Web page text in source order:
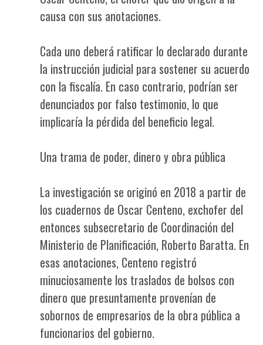
causa con sus anotaciones.
Cada uno deberá ratificar lo declarado durante
la instrucción judicial para sostener su acuerdo
con la fiscalía. En caso contrario, podrían ser
denunciados por falso testimonio, lo que
implicaría la pérdida del beneficio legal.
Una trama de poder, dinero y obra pública
La investigación se originó en 2018 a partir de
los cuadernos de Oscar Centeno, exchofer del
entonces subsecretario de Coordinación del
Ministerio de Planificación, Roberto Baratta. En
esas anotaciones, Centeno registró
minuciosamente los traslados de bolsos con
dinero que presuntamente provenían de
sobornos de empresarios de la obra pública a
funcionarios del gobierno.